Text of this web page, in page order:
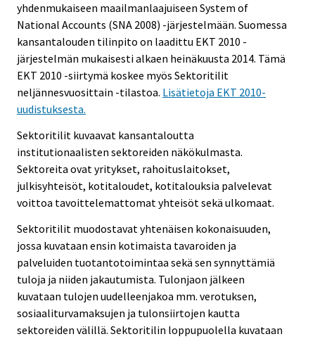
yhdenmukaiseen maailmanlaajuiseen System of
National Accounts (SNA 2008) -järjestelmään. Suomessa
kansantalouden tilinpito on laadittu EKT 2010 -
järjestelmän mukaisesti alkaen heinäkuusta 2014. Tämä
EKT 2010 -siirtymä koskee myös Sektoritilit
neljännesvuosittain -tilastoa. Lisätietoja EKT 2010-
uudistuksesta.
Sektoritilit kuvaavat kansantaloutta
institutionaalisten sektoreiden näkökulmasta.
Sektoreita ovat yritykset, rahoituslaitokset,
julkisyhteisöt, kotitaloudet, kotitalouksia palvelevat
voittoa tavoittelemattomat yhteisöt sekä ulkomaat.
Sektoritilit muodostavat yhtenäisen kokonaisuuden,
jossa kuvataan ensin kotimaista tavaroiden ja
palveluiden tuotantotoimintaa sekä sen synnyttämiä
tuloja ja niiden jakautumista. Tulonjaon jälkeen
kuvataan tulojen uudelleenjakoa mm. verotuksen,
sosiaaliturvamaksujen ja tulonsiirtojen kautta
sektoreiden välillä. Sektoritilin loppupuolella kuvataan